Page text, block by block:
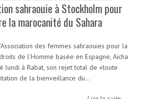
sahraouie à Stockholm pour
la marocanité du Sahara
des femmes sahraouies pour la
de l’Homme basée en Espagne, Aïcha
lundi à Rabat, son rejet total de «toute
de la bienveillance du…